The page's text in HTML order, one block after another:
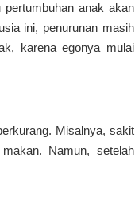
anak akan
ini, penurunan masih
karena egonya mulai
Misalnya, sakit
Namun, setelah